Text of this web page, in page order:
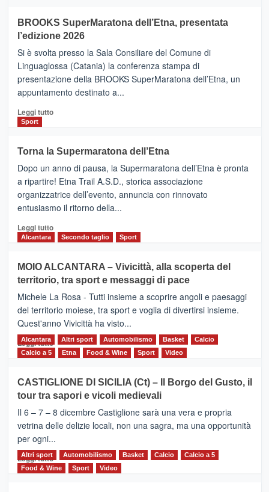
con
la
Al
via
i
collegamenti
BROOKS SuperMaratona dell’Etna, presentata
l’edizione 2026
Si è svolta presso la Sala Consiliare del Comune di
Linguaglossa (Catania) la conferenza stampa di
presentazione della BROOKS SuperMaratona dell’Etna, un
appuntamento destinato a...
Leggi tuttoLeggi
BROOKS
SuperMaratona
dell’Etna,
presentata
l’edizione
2026
Sport
Torna la Supermaratona dell’Etna
Dopo un anno di pausa, la Supermaratona dell’Etna è pronta
a ripartire! Etna Trail A.S.D., storica associazione
organizzatrice dell’evento, annuncia con rinnovato
entusiasmo il ritorno della...
Leggi tuttoLeggi
Torna
la
Supermaratona
dell’Etna
Alcantara Secondo taglio Sport
MOIO ALCANTARA – Vivicittà, alla scoperta del
territorio, tra sport e messaggi di pace
Michele La Rosa - Tutti insieme a scoprire angoli e paesaggi
del territorio moiese, tra sport e voglia di divertirsi insieme.
Quest'anno Vivicittà ha visto...
Leggi tutto Leggi
MOIO
ALCANTARA
–
Vivicittà,
alla
scoperta
del
territorio,
Alcantara Altri sport Automobilismo Basket
Calcio
Calcio a 5
Etna Food & Wine Sport Video
CASTIGLIONE DI SICILIA (Ct) – Il Borgo del Gusto, il
tour tra sapori e vicoli medievali
Il 6 – 7 – 8 dicembre Castiglione sarà una vera e propria
vetrina delle delizie locali, non una sagra, ma una opportunità
per ogni...
Leggi tuttoLeggi
di
Altri sport Automobilismo Basket Calcio
Calcio a 5
Food & Wine
Sport Video